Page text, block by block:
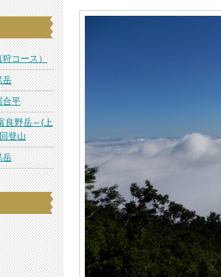
コース）
岳
平
良野岳～(上
登山
岳